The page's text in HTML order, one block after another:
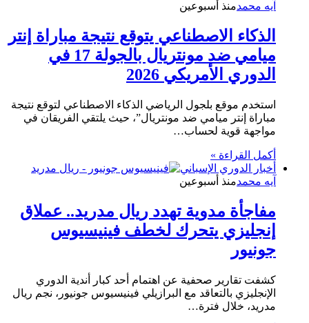
آيه محمدمنذ أسبوعين
الذكاء الاصطناعي يتوقع نتيجة مباراة إنتر
ميامي ضد مونتريال بالجولة 17 في
الدوري الأمريكي 2026
استخدم موقع بلجول الرياضي الذكاء الاصطناعي لتوقع نتيجة
مباراة إنتر ميامي ضد مونتريال”، حيث يلتقي الفريقان في
مواجهة قوية لحساب…
أكمل القراءة »
أخبار الدوري الإسباني
آيه محمدمنذ أسبوعين
مفاجأة مدوية تهدد ريال مدريد.. عملاق
إنجليزي يتحرك لخطف فينيسيوس
جونيور
كشفت تقارير صحفية عن اهتمام أحد كبار أندية الدوري
الإنجليزي بالتعاقد مع البرازيلي فينيسيوس جونيور، نجم ريال
مدريد، خلال فترة…